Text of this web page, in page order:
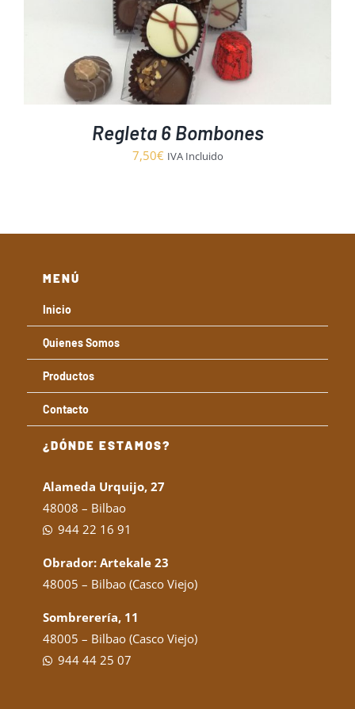
Regleta 6 Bombones
7,50€ IVA Incluido
MENÚ
Inicio
Quienes Somos
Productos
Contacto
¿DÓNDE ESTAMOS?
Alameda Urquijo, 27
48008 – Bilbao
944 22 16 91
Obrador: Artekale 23
48005 – Bilbao (Casco Viejo)
Sombrerería, 11
48005 – Bilbao (Casco Viejo)
944 44 25 07